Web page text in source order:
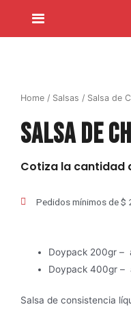
Home / Salsas / Salsa de
Salsa de
Cotiza la cantidad
Pedidos mínimos de $
Doypack 200gr –
Doypack 400gr –
Salsa de consistencia